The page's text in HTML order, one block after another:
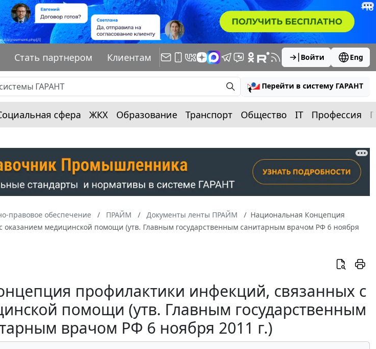
Стать партнером Клиентам Войти Eng
Перейти в систему ГАРАНТ
сфера ЖКХ Образование Транспорт Общество IT Профессия
правовое обеспечение ПРАЙМ Документы ленты ПРАЙМ
Национальная Концепция
оказанием медицинской помощи (утв. Главным государственным санитарным врачом РФ 6 ноября
профилактики инфекций, связанных с
помощи (утв. Главным государственным
врачом РФ 6 ноября 2011 г.)